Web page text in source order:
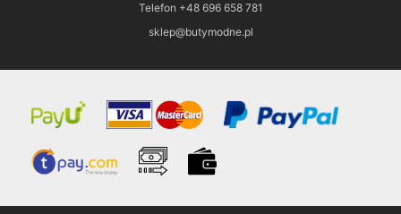
Telefon +48 696 658 781
sklep@butymodne.pl